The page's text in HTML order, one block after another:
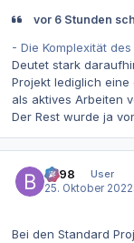
vor 6 Stunden
- Die Komplexität
Deutet stark
Projekt lediglich
als aktives Arbeiten
Der Rest wurde ja
be98
User
25. Oktober 2022
Bei den Standard